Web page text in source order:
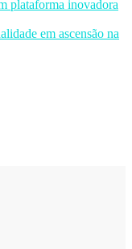
plataforma inovadora
em ascensão na